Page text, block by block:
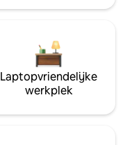
Laptopvriendelijke
werkplek